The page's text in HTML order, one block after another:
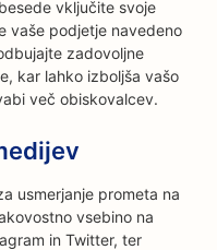
vključite svoje
vaše podjetje navedeno
zadovoljne
kar lahko izboljša vašo
več obiskovalcev.
usmerjanje prometa na
vsebino na
in Twitter, ter